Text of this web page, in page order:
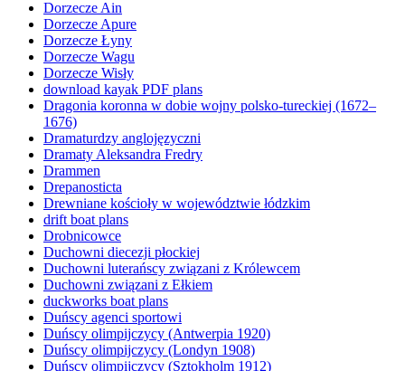
Dorzecze Ain
Dorzecze Apure
Dorzecze Łyny
Dorzecze Wagu
Dorzecze Wisły
download kayak PDF plans
Dragonia koronna w dobie wojny polsko-tureckiej (1672–
1676)
Dramaturdzy anglojęzyczni
Dramaty Aleksandra Fredry
Drammen
Drepanosticta
Drewniane kościoły w województwie łódzkim
drift boat plans
Drobnicowce
Duchowni diecezji płockiej
Duchowni luterańscy związani z Królewcem
Duchowni związani z Ełkiem
duckworks boat plans
Duńscy agenci sportowi
Duńscy olimpijczycy (Antwerpia 1920)
Duńscy olimpijczycy (Londyn 1908)
Duńscy olimpijczycy (Sztokholm 1912)